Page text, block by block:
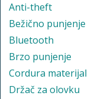
Anti-theft
Bežično punjenje
Bluetooth
Brzo punjenje
Cordura materijal
Držač za olovku